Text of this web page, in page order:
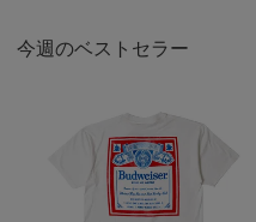
今週のベストセラー